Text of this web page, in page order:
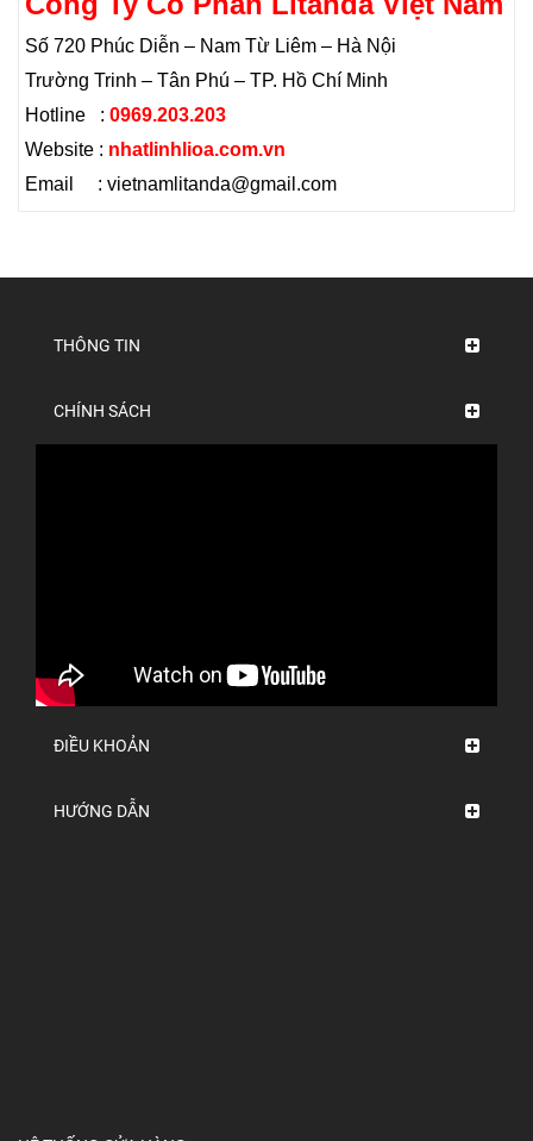
Số 720 Phúc Diễn – Nam Từ Liêm – Hà Nội
Trường Trinh – Tân Phú – TP. Hồ Chí Minh
Hotline : 0969.203.203
Website : nhatlinhlioa.com.vn
Email : vietnamlitanda@gmail.com
THÔNG TIN
CHÍNH SÁCH
ĐIỀU KHOẢN
HƯỚNG DẪN